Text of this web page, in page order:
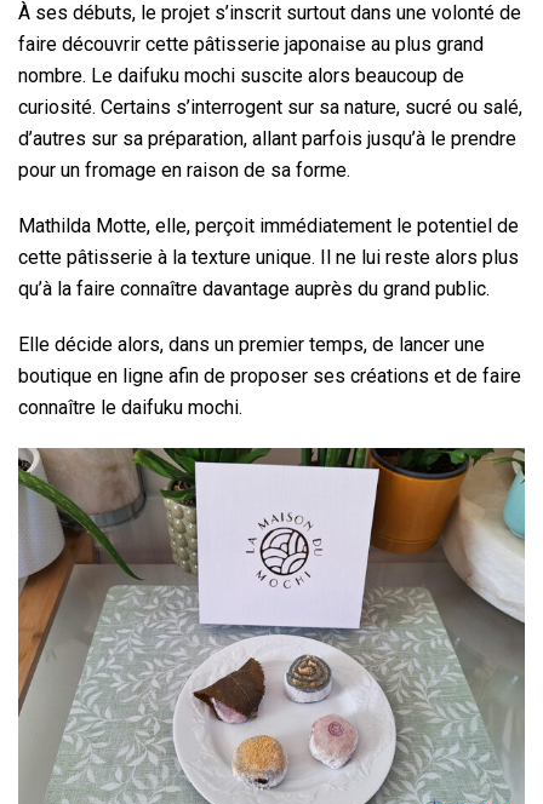
À ses débuts, le projet s’inscrit surtout dans une volonté de
faire découvrir cette pâtisserie japonaise au plus grand
nombre. Le daifuku mochi suscite alors beaucoup de
curiosité. Certains s’interrogent sur sa nature, sucré ou salé,
d’autres sur sa préparation, allant parfois jusqu’à le prendre
pour un fromage en raison de sa forme.
Mathilda Motte, elle, perçoit immédiatement le potentiel de
cette pâtisserie à la texture unique. Il ne lui reste alors plus
qu’à la faire connaître davantage auprès du grand public.
Elle décide alors, dans un premier temps, de lancer une
boutique en ligne afin de proposer ses créations et de faire
connaître le daifuku mochi.